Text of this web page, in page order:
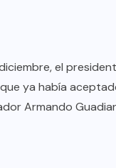
el
ya había
Armando